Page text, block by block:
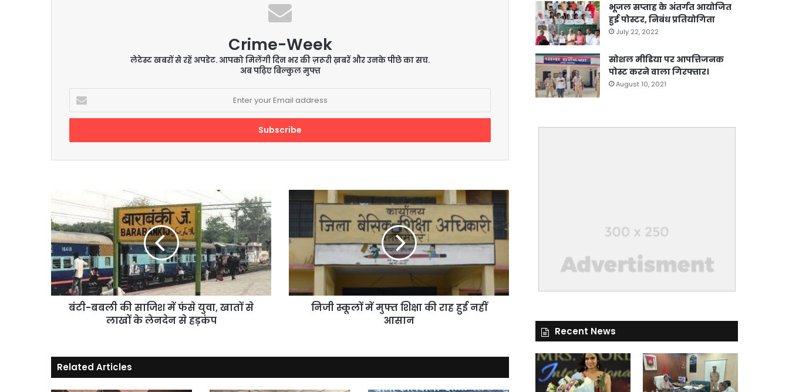
Crime-Week
लेटेस्ट खबरों से रहें अपडेट. आपको मिलेंगी दिन भर की ज़रूरी ख़बरें और उनके पीछे का सच.
अब पढ़िए बिल्कुल मुफ्त
your
Email
बबली
की
साजिश
में
फंसे
युवा,
खातों
से
हड़कंप
बंटी-बबली की साजिश में फंसे युवा, खातों से
लाखों के लेनदेन से हड़कंप
शिक्षा
राह
हुई
नहीं
निजी स्कूलों में मुफ्त शिक्षा की राह हुई नहीं
आसान
Related Articles
भूजल सप्ताह के अंतर्गत आयोजित
हुई पोस्टर, निबंध प्रतियोगिता
July 22, 2022
सोशल मीडिया पर आपत्तिजनक
पोस्ट करने वाला गिरफ्तार।
August 10, 2021
Recent News